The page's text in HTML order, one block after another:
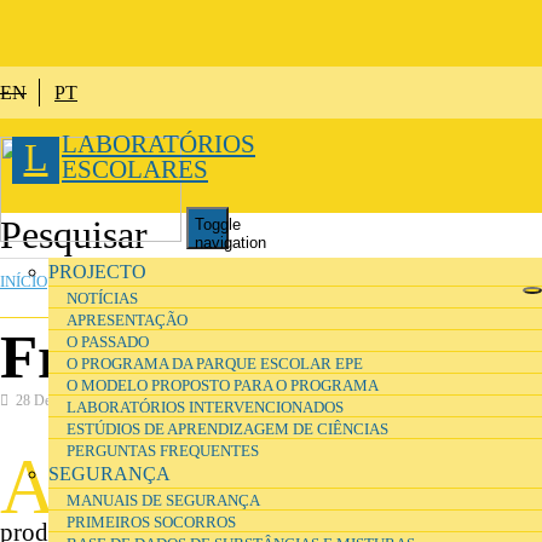
EN PT
L LABORATÓRIOS
ESCOLARES
Toggle
navigation
PROJECTO
NOTÍCIAS
APRESENTAÇÃO
O PASSADO
O PROGRAMA DA PARQUE ESCOLAR EPE
O MODELO PROPOSTO PARA O PROGRAMA
LABORATÓRIOS INTERVENCIONADOS
ESTÚDIOS DE APRENDIZAGEM DE CIÊNCIAS
PERGUNTAS FREQUENTES
SEGURANÇA
MANUAIS DE SEGURANÇA
PRIMEIROS SOCORROS
ESTÁ AQUI
INÍCIO»SEGURANÇA
Frases H e P
28 Dezembro 2016 Segurança
A s fichas de dados de segurança contêm
informações sobre a forma de manusear os
produtos químicos em segurança e como proteger-se